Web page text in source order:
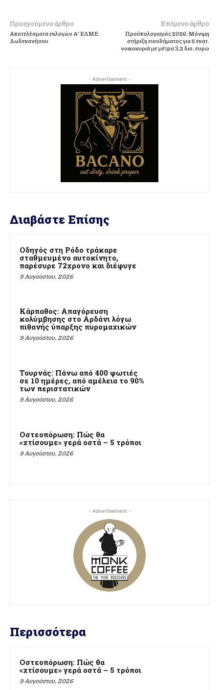
Προηγούμενο άρθρο
Αποτελέσματα εκλογών Α’ ΕΛΜΕ
Δωδεκανήσου
Επόμενο άρθρο
Προϋπολογισμός 2026: Μόνιμη
στήριξη εισοδήματος για 5 εκατ.
νοικοκυριά με μέτρα 3,2 δισ. ευρώ
- Advertisement -
Διαβάστε Επίσης
Οδηγός στη Ρόδο τράκαρε
σταθμευμένο αυτοκίνητο,
παρέσυρε 72χρονο και διέφυγε
9 Αυγούστου, 2026
Κάρπαθος: Απαγόρευση
κολύμβησης στο Αρδάνι λόγω
πιθανής ύπαρξης πυρομαχικών
9 Αυγούστου, 2026
Τουρνάς: Πάνω από 400 φωτιές
σε 10 ημέρες, από αμέλεια το 90%
των περιστατικών
9 Αυγούστου, 2026
Οστεοπόρωση: Πώς θα
«χτίσουμε» γερά οστά – 5 τρόποι
9 Αυγούστου, 2026
- Advertisement -
Περισσότερα
Οστεοπόρωση: Πώς θα
«χτίσουμε» γερά οστά – 5 τρόποι
9 Αυγούστου, 2026